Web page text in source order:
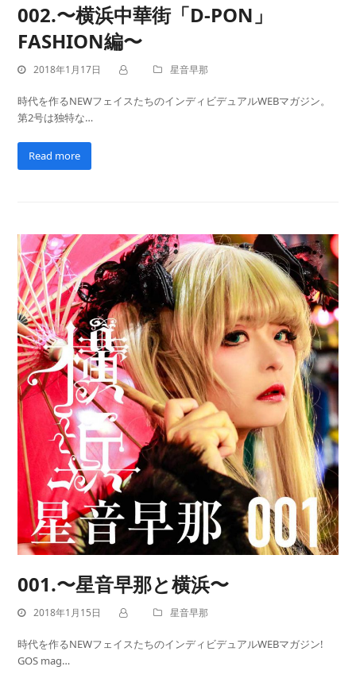
002.〜横浜中華街「D-PON」
FASHION編〜
2018年1月17日 星音早那
時代を作るNEWフェイスたちのインディビデュアルWEBマガジン。
第2号は独特な…
Read more
001.〜星音早那と横浜〜
2018年1月15日 星音早那
時代を作るNEWフェイスたちのインディビデュアルWEBマガジン!
GOS mag…